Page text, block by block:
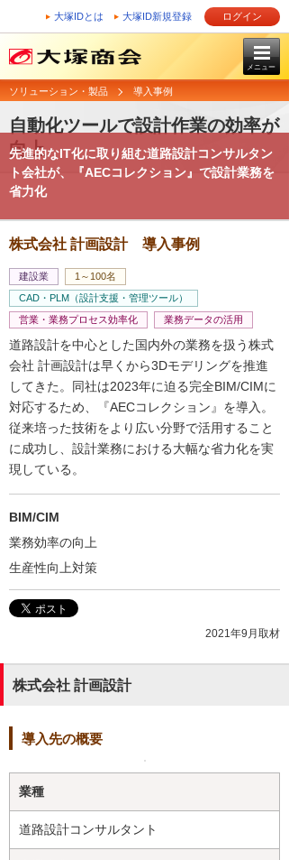
大塚IDとは 大塚ID新規登録 ログイン
メニュー
ソリューション・製品 導入事例
自動化ツールで設計作業の効率が
向上
先進的なIT化に取り組む道路設計コンサルタン
ト会社が、『AECコレクション』で設計業務を
省力化
株式会社 計画設計 導入事例
建設業
1～100名
CAD・PLM（設計支援・管理ツール）
営業・業務プロセス効率化
業務データの活用
道路設計を中心とした国内外の業務を扱う株式
会社 計画設計は早くから3Dモデリングを推進
してきた。同社は2023年に迫る完全BIM/CIMに
対応するため、『AECコレクション』を導入。
従来培った技術をより広い分野で活用すること
に成功し、設計業務における大幅な省力化を実
現している。
BIM/CIM
業務効率の向上
生産性向上対策
2021年9月取材
株式会社 計画設計
導入先の概要
業種
道路設計コンサルタント